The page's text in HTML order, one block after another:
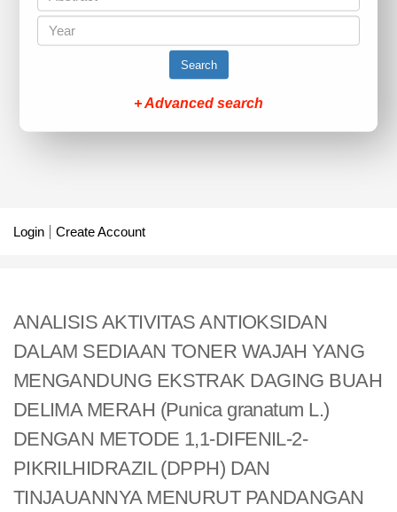
Search
+ Advanced search
Login Create Account
ANALISIS AKTIVITAS ANTIOKSIDAN
DALAM SEDIAAN TONER WAJAH YANG
MENGANDUNG EKSTRAK DAGING BUAH
DELIMA MERAH (Punica granatum L.)
DENGAN METODE 1,1-DIFENIL-2-
PIKRILHIDRAZIL (DPPH) DAN
TINJAUANNYA MENURUT PANDANGAN